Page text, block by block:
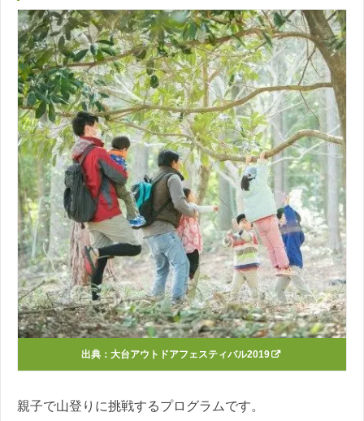
出典： 大台アウトドアフェスティバル2019
親子で山登りに挑戦するプログラムです。